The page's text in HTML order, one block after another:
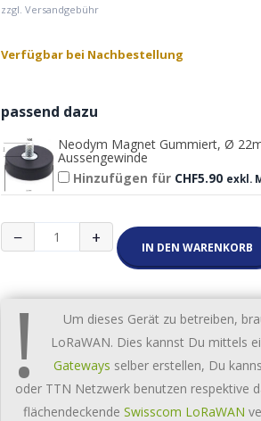
zzgl. Versandgebühr
Verfügbar bei Nachbestellung
passend dazu
Neodym Magnet Gummiert, Ø
Aussengewinde
Hinzufügen für CHF5.90 exkl.
−
abeeway
Industrial
Menge
+ IN DEN WARENKORB
!
Um dieses Gerät zu betreiben,
LoRaWAN. Dies kannst Du mittels
Gateways selber erstellen, Du
oder TTN Netzwerk benutzen respektive
flächendeckendeSwisscom LoRaWAN